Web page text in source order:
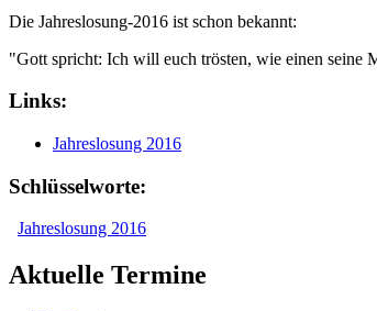
Die Jahreslosung-2016 ist schon bekannt:
"Gott spricht: Ich will euch trösten, wie einen seine
Links:
Jahreslosung 2016
Schlüsselworte:
Jahreslosung 2016
Aktuelle Termine